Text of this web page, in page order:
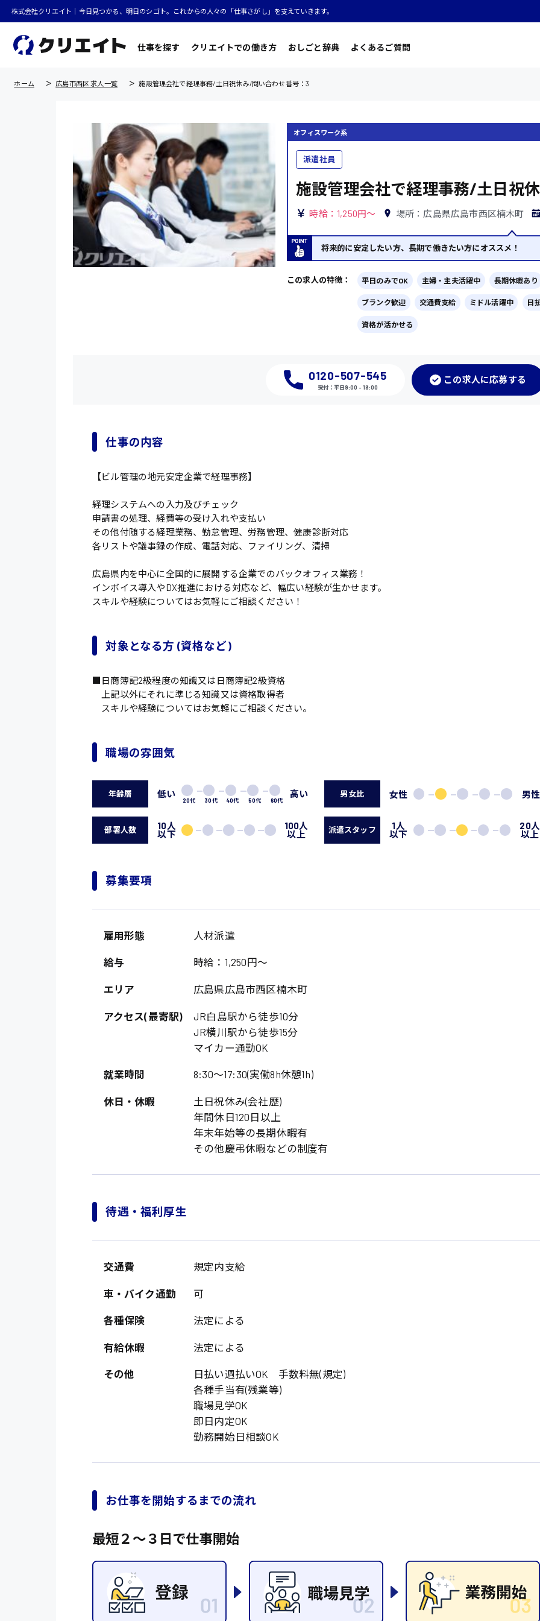
株式会社クリエイト｜今日見つかる、明日のシゴト。これからの人々の「仕事さがし」を支えていきます。
仕事を探す クリエイトでの働き方 おしごと辞典 よくあるご質問
軽作業
介護・医療系
医師
オフィスワーク系
貿易事務 データ入力
総務事務
医療事務
システムエンジニア
洗い場
ラウンダー営業 ルート営業
広島市中区 広島市東区 広島市南区
広島市佐伯区
廿日市市
福岡県
熊本県 東京都
愛知県
千葉県
時給1200円～
時給制すべて
日給制すべて
時給1400円〜
ホーム 広島市西区 求人一覧 施設管理会社で経理事務/土日祝休み/問い合わせ番号：3
オフィスワーク系
派遣社員
施設管理会社で経理事務/土日祝
時給：1,250円～ 場所：広島県広島市西区楠木町
将来的に安定したい方、長期で働きたい方にオススメ！
この求人の特徴： 平日のみでOK 主婦・主夫活躍中 長期休暇あり
ブランク歓迎 交通費支給 ミドル活躍中 日
資格が活かせる
0120-507-545
受付：平日9:00 - 18:00
この求人に応募する
仕事の内容
【ビル管理の地元安定企業で経理事務】
経理システムへの入力及びチェック
申請書の処理、経費等の受け入れや支払い
その他付随する経理業務、勤怠管理、労務管理、健康診断対応
各リストや議事録の作成、電話対応、ファイリング、清掃
広島県内を中心に全国的に展開する企業でのバックオフィス業務！
インボイス導入やDX推進における対応など、幅広い経験が生かせます。
スキルや経験についてはお気軽にご相談ください！
対象となる方 (資格など)
■日商簿記2級程度の知識又は日商簿記2級資格
上記以外にそれに準じる知識又は資格取得者
スキルや経験についてはお気軽にご相談ください。
職場の雰囲気
年齢層 低い
20代 30代 40代 50代 60代
高い 男女比 女性 男性
部署人数 10人
以下
100人
以上 派遣スタッフ 1人
以下
20人
以上
募集要項
雇用形態 人材派遣
給与 時給：1,250円～
エリア 広島県広島市西区楠木町
アクセス(最寄駅)
JR白島駅から徒歩10分
JR横川駅から徒歩15分
マイカー通勤OK
就業時間 8:30〜17:30(実働8h休憩1h)
休日・休暇
土日祝休み(会社歴)
年間休日120日以上
年末年始等の長期休暇有
その他慶弔休暇などの制度有
待遇・福利厚生
交通費 規定内支給
車・バイク通勤 可
各種保険 法定による
有給休暇 法定による
その他
日払い週払いOK 手数料無(規定)
各種手当有(残業等)
職場見学OK
即日内定OK
勤務開始日相談OK
お仕事を開始するまでの流れ
最短２〜３日で仕事開始